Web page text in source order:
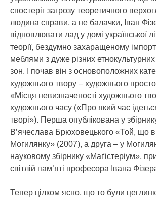
спостеріг загрозу теоретичного
людина справи, а не балачки, Іван
відновлювати лад у домі української
теорії, бездумно захаращеному
меблями з дуже різних етнокультурних
зон. І почав він з основоположних
художнього твору – художнього
«Місця невизначеності художнього
художнього часу («Про який час
творі»). Перша опублікована у
В’ячеслава Брюховецького «Той, що
Могилянку» (2007), а друга – у
науковому збірнику «Маґістеріум»,
світлій пам’яті професора Івана
Тепер цілком ясно, що то були